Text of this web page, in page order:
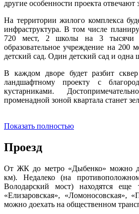
другие особенности проекта отвечают
На территории жилого комплекса
инфраструктура. В том числе
720 мест, 2 школы на 3 тысячи
образовательное учреждение на 200
детский сад. Один детский сад и одна
В каждом дворе будет разбит
ландшафтному проекту с
кустарниками.
променадной зоной квартала станет
Показать полностью
Проезд
От ЖК до метро «Дыбенко» можно
км). Недалеко (на
Володарский мост) находятся
«Елизаровская», «Ломоносовская»,
можно доехать на общественном